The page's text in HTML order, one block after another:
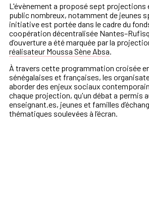
L'évènement a proposé sept projections
public nombreux, notamment de jeunes
initiative est portée dans le cadre du
coopération décentralisée
d’ouverture a été marquée par la
réalisateur Moussa Sène Absa
À travers cette programmation croisée
sénégalaises et françaises, les
aborder des enjeux sociaux
chaque projection, qu'un débat a permis
enseignant.es, jeunes et familles
thématiques soulevées à l’écran.